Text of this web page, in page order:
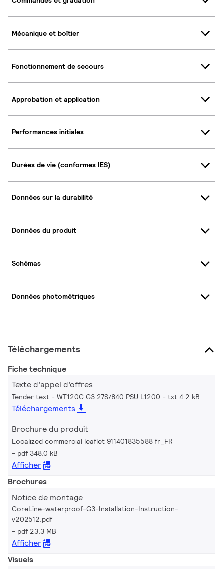
Mécanique et boîtier
Fonctionnement de secours
Approbation et application
Performances initiales
Durées de vie (conformes IES)
Données sur la durabilité
Données du produit
Schémas
Données photométriques
Téléchargements
Fiche technique
Texte d’appel d’offres
Tender text - WT120C G3 27S/840 PSU L1200 txt 4.2 kB
Téléchargements
Brochure du produit
Localized commercial leaflet 911401835588 fr_FR
pdf 348.0 kB
Afficher
Brochures
Notice de montage
CoreLine-waterproof-G3-Installation-Instruction-
v202512.pdf
pdf 23.3 MB
Afficher
Visuels